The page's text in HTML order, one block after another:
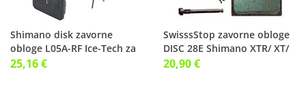
Shimano disk zavorne
obloge L05A-RF Ice-Tech za
cestno kolo
25,16 €
SwisssStop zavorne obloge
DISC 28E Shimano XTR/ XT/
SLX ...
20,90 €